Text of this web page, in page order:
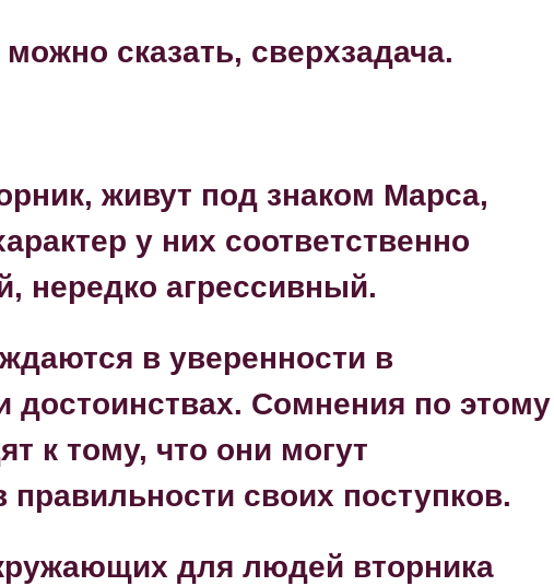
сказать, сверхзадача.
живут под знаком Марса,
у них соответственно
нередко агрессивный.
в уверенности в
достоинствах. Сомнения по этому
к тому, что они могут
правильности своих поступков.
для людей вторника